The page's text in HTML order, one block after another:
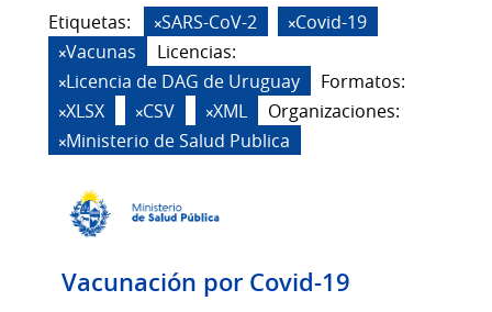
Etiquetas: SARS-CoV-2
Covid-19
Vacunas
Licencias:
Licencia de DAG de Uruguay
Formatos:
XLSX
CSV XML
Organizaciones:
Ministerio de Salud Publica
Vacunación por Covid-19